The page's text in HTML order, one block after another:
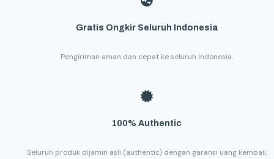
Gratis Ongkir Seluruh Indonesia
Pengiriman aman dan cepat ke seluruh Indonesia.
100% Authentic
Seluruh produk dijamin asli (authentic) dengan garansi uang kembali.